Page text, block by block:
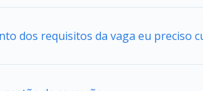
dos requisitos da vaga eu preciso